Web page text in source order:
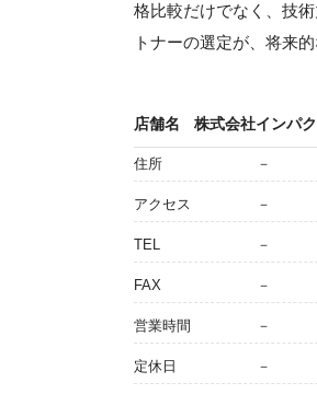
格比較だけでなく、技
トナーの選定が、将来
店舗名 株式会社インパ
住所 －
アクセス －
TEL －
FAX －
営業時間 －
定休日 －